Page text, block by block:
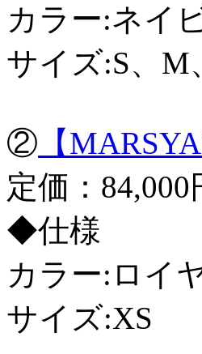
カラー:ネイ
サイズ:S、M
② 【
定価：
◆仕様
カラー:ロイ
サイズ:XS